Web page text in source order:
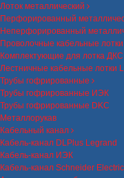
Лоток металлический
Перфорированный
Неперфорированный
Проволочные кабельные
Комплектующие для лотка ДКС
Лестничные кабельные лотки
Трубы гофрированные
Трубы гофрированные ИЭК
Трубы гофрированные DKC
Металлорукав
Кабельный канал
Кабель-канал DLPlus Legrand
Кабель-канал ИЭК
Кабель-канал Schneider Electric